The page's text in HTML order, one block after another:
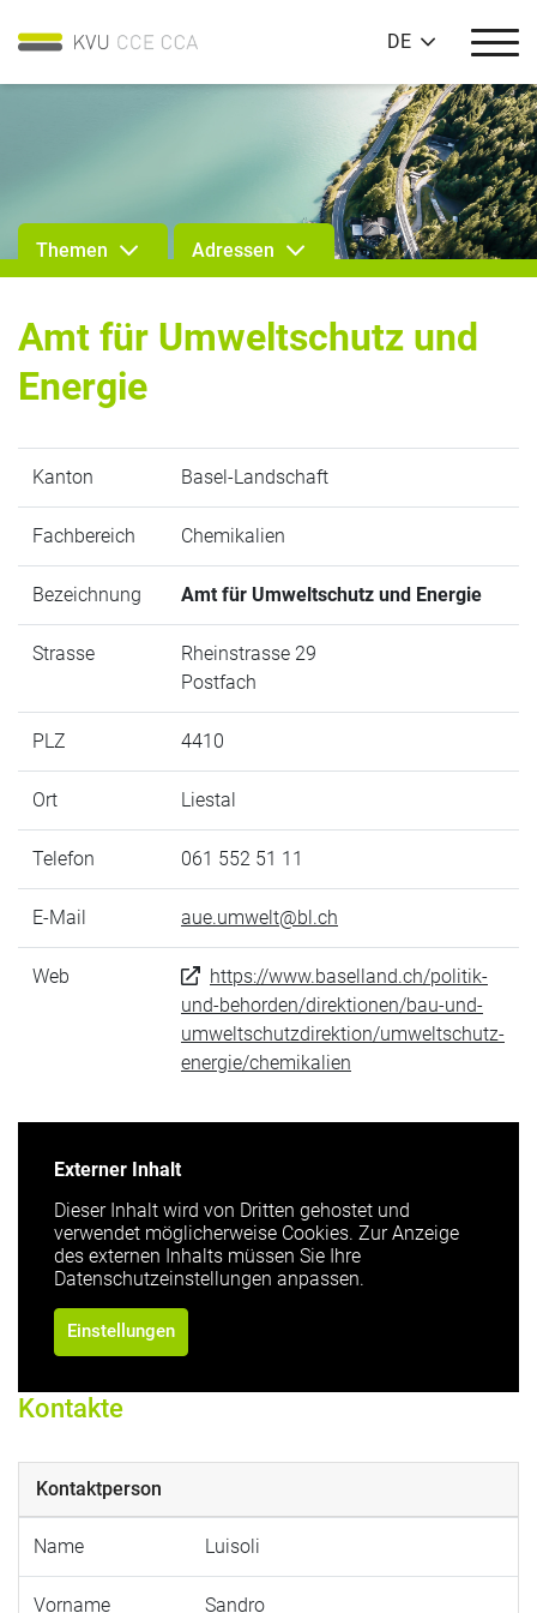
DE
Themen Adressen
Amt für Umweltschutz und
Energie
Kanton Basel-Landschaft
Fachbereich Chemikalien
Bezeichnung Amt für Umweltschutz und Energie
Strasse
Rheinstrasse 29
Postfach
PLZ 4410
Ort Liestal
Telefon 061 552 51 11
E-Mail aue.umwelt@bl.ch
Web
https://www.baselland.ch/politik-
und-behorden/direktionen/bau-und-
umweltschutzdirektion/umweltschutz-
energie/chemikalien
Externer Inhalt
Dieser Inhalt wird von Dritten gehostet und
verwendet möglicherweise Cookies. Zur Anzeige
des externen Inhalts müssen Sie Ihre
Datenschutzeinstellungen anpassen.
Einstellungen
Kontakte
Kontaktperson
Name Luisoli
Vorname Sandro